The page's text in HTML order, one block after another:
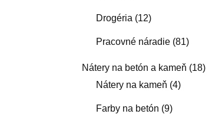
Drogéria (12)
Pracovné náradie (81)
Nátery na betón a kameň (18)
Nátery na kameň (4)
Farby na betón (9)